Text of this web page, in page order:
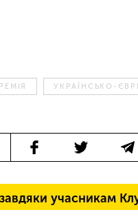
УКРАЇНСЬКО-
учасникам